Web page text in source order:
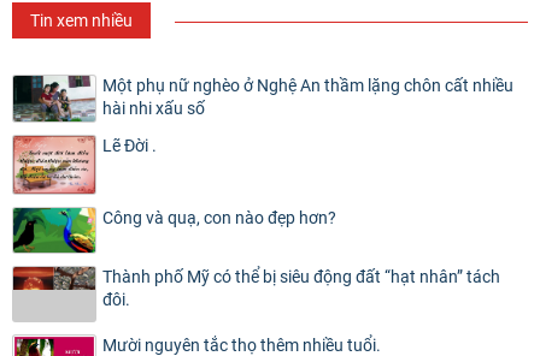
Tin xem nhiều
Một phụ nữ nghèo ở Nghệ An thầm lặng chôn cất nhiều
hài nhi xấu số
Lẽ Đời .
Công và quạ, con nào đẹp hơn?
Thành phố Mỹ có thể bị siêu động đất “hạt nhân” tách
đôi.
Mười nguyên tắc thọ thêm nhiều tuổi.